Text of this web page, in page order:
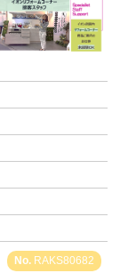
RAKS80682